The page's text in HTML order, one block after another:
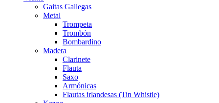
Gaitas Gallegas
Metal
Trompeta
Trombón
Bombardino
Madera
Clarinete
Flauta
Saxo
Armónicas
Flautas irlandesas (Tin Whistle)